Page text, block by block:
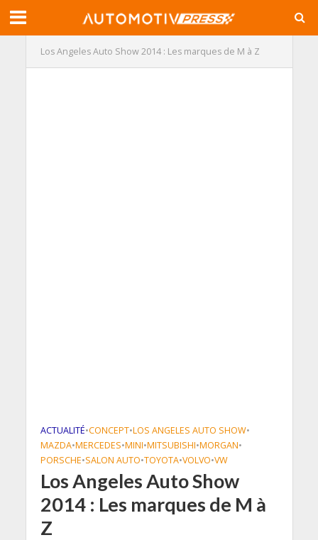
Los Angeles Auto Show 2014 : Les marques de M à Z
ACTUALITÉ•CONCEPT•LOS ANGELES AUTO SHOW•
MAZDA•MERCEDES•MINI•MITSUBISHI•MORGAN•
PORSCHE•SALON AUTO•TOYOTA•VOLVO•VW
Los Angeles Auto Show
2014 : Les marques de M à
Z